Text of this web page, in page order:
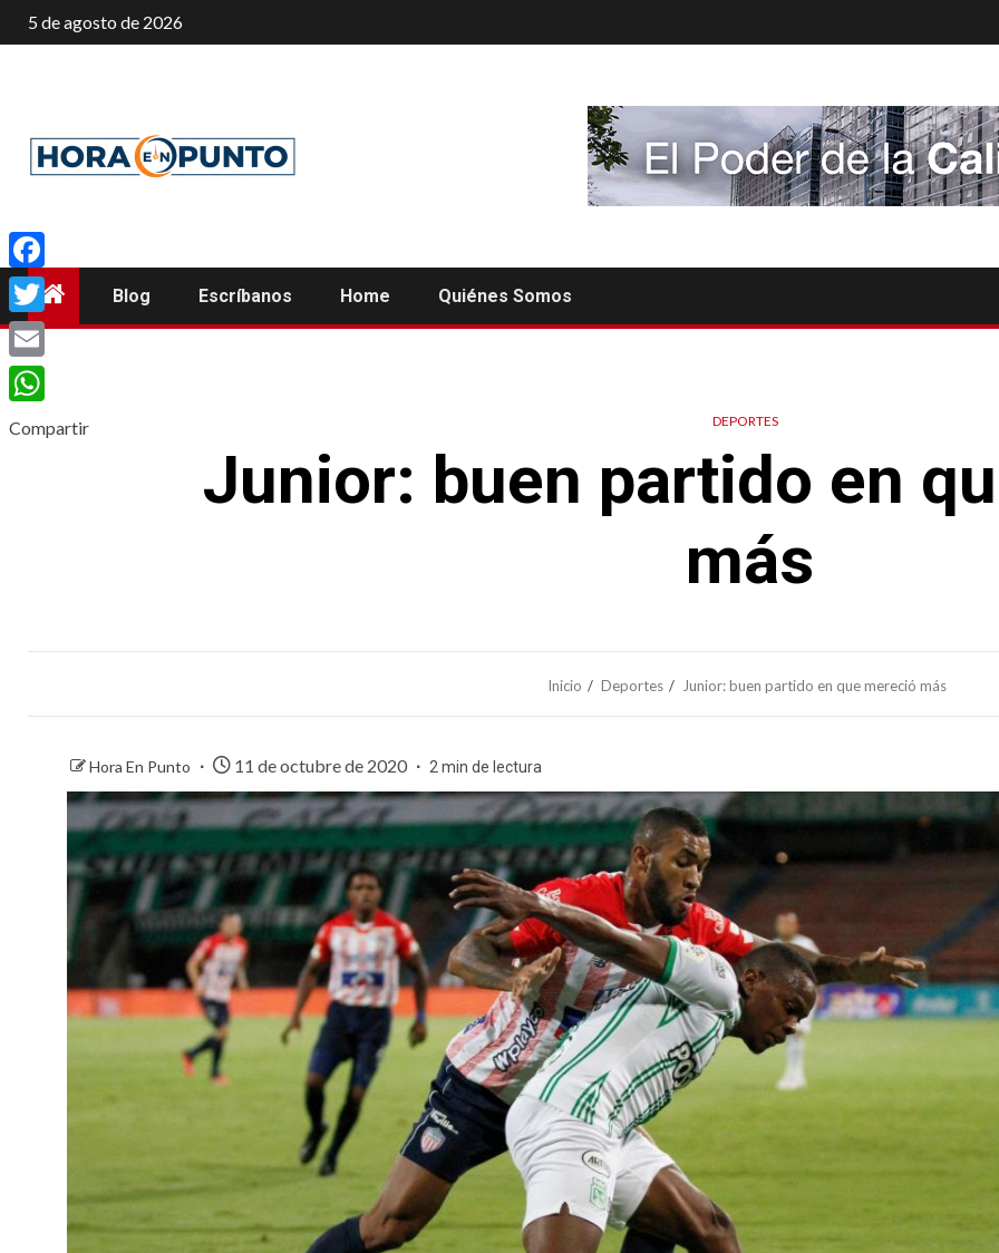
Saltar
al
5 de agosto de 2026
Blog Escríbanos Home Quiénes Somos
DEPORTES
Junior: buen partido en
más
Inicio Deportes Junior: buen partido en que mereció más
Hora En Punto 11 de octubre de 2020 2 min de lectura
Facebook
Twitter
Email
WhatsApp
Compartir